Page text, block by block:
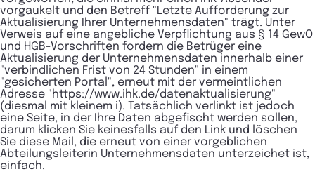
vorgaukelt und den Betreff "Letzte Aufforderung zur
Aktualisierung Ihrer Unternehmensdaten" trägt. Unter
Verweis auf eine angebliche Verpflichtung aus § 14 GewO
und HGB-Vorschriften fordern die Betrüger eine
Aktualisierung der Unternehmensdaten innerhalb einer
"verbindlichen Frist von 24 Stunden" in einem
"gesicherten Portal", erneut mit der vermeintlichen
Adresse "https://www.ihk.de/datenaktualisierung"
(diesmal mit kleinem i). Tatsächlich verlinkt ist jedoch
eine Seite, in der Ihre Daten abgefischt werden sollen,
darum klicken Sie keinesfalls auf den Link und löschen
Sie diese Mail, die erneut von einer vorgeblichen
Abteilungsleiterin Unternehmensdaten unterzeichet ist,
einfach.